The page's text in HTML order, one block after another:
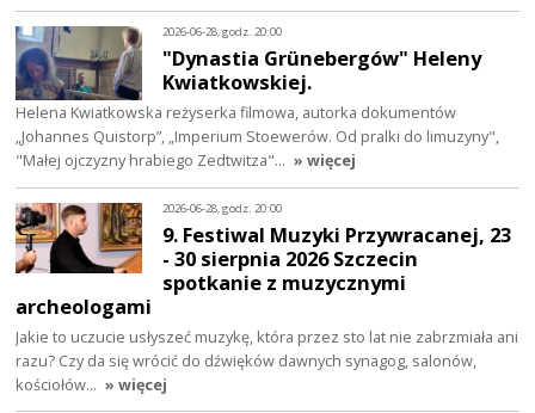
2026-06-28, godz. 20:00
"Dynastia Grünebergów" Heleny
Kwiatkowskiej.
Helena Kwiatkowska reżyserka filmowa, autorka dokumentów
„Johannes Quistorp”, „Imperium Stoewerów. Od pralki do limuzyny",
"Małej ojczyzny hrabiego Zedtwitza"… » więcej
2026-06-28, godz. 20:00
9. Festiwal Muzyki Przywracanej, 23
- 30 sierpnia 2026 Szczecin
spotkanie z muzycznymi
archeologami
Jakie to uczucie usłyszeć muzykę, która przez sto lat nie zabrzmiała ani
razu? Czy da się wrócić do dźwięków dawnych synagog, salonów,
kościołów… » więcej